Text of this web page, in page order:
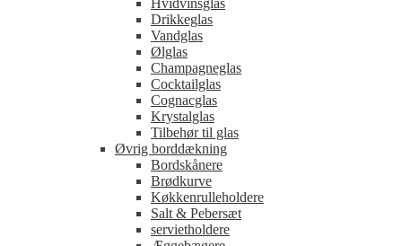
Hvidvinsglas
Drikkeglas
Vandglas
Ølglas
Champagneglas
Cocktailglas
Cognacglas
Krystalglas
Tilbehør til glas
Øvrig borddækning
Bordskånere
Brødkurve
Køkkenrulleholdere
Salt & Pebersæt
servietholdere